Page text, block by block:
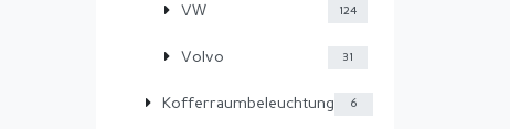
VW 124
Volvo 31
Kofferraumbeleuchtung 6